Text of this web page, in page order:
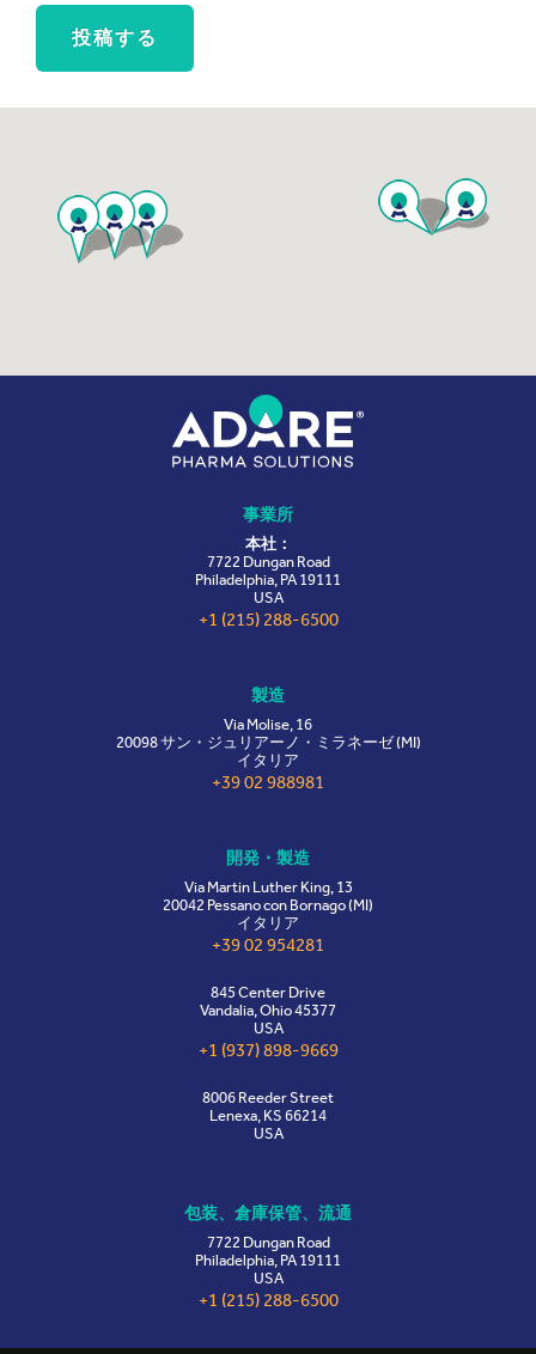
事業所
本社：
7722 Dungan Road
Philadelphia, PA 19111
USA
+1 (215) 288-6500
製造
Via Molise, 16
20098 サン・ジュリアーノ・ミラネーゼ (MI)
イタリア
+39 02 988981
開発・製造
Via Martin Luther King, 13
20042 Pessano con Bornago (MI)
イタリア
+39 02 954281
845 Center Drive
Vandalia, Ohio 45377
USA
+1 (937) 898-9669
8006 Reeder Street
Lenexa, KS 66214
USA
包装、倉庫保管、流通
7722 Dungan Road
Philadelphia, PA 19111
USA
+1 (215) 288-6500